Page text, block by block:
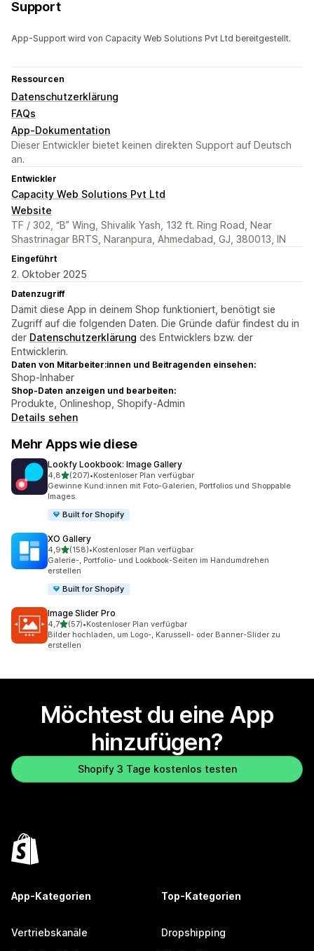
Support
App-Support wird von Capacity Web Solutions Pvt Ltd bereitgestellt.
Ressourcen
Datenschutzerklärung
FAQs
App-Dokumentation
Dieser Entwickler bietet keinen direkten Support auf Deutsch
an.
Entwickler
Capacity Web Solutions Pvt Ltd
Website
TF / 302, “B” Wing, Shivalik Yash, 132 ft. Ring Road, Near
Shastrinagar BRTS, Naranpura, Ahmedabad, GJ, 380013, IN
Eingeführt
2. Oktober 2025
Datenzugriff
Damit diese App in deinem Shop funktioniert, benötigt sie
Zugriff auf die folgenden Daten. Die Gründe dafür findest du in
der Datenschutzerklärung des Entwicklers bzw. der
Entwicklerin.
Daten von Mitarbeiter:innen und Beitragenden einsehen:
Shop-Inhaber
Shop-Daten anzeigen und bearbeiten:
Produkte, Onlineshop, Shopify-Admin
Details sehen
Mehr Apps wie diese
Lookfy Lookbook: Image Gallery
4,8von 5 Sternen
(207)
207 Rezensionen insgesamt
•Kostenloser Plan verfügbar
Gewinne Kund:innen mit Foto-Galerien, Portfolios und Shoppable
Images.
Built for Shopify
XO Gallery
4,9von 5 Sternen
(158)
158 Rezensionen insgesamt
•Kostenloser Plan verfügbar
Galerie-, Portfolio- und Lookbook-Seiten im Handumdrehen
erstellen
Built for Shopify
Image Slider Pro
4,7von 5 Sternen
(57)
57 Rezensionen insgesamt
•Kostenloser Plan verfügbar
Bilder hochladen, um Logo-, Karussell- oder Banner-Slider zu
erstellen
Möchtest du eine App
hinzufügen?
Shopify 3 Tage kostenlos testen
App-Kategorien
Vertriebskanäle
Top-Kategorien
Dropshipping